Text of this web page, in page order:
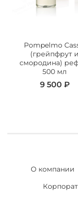
Pompelmo
(грейпфрут и
смородина)
500 мл
9 500 ₽
О компании